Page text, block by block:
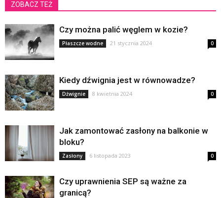
ZOBACZ TEŻ
Czy można palić węglem w kozie?
Płaszcze wodne 21 stycznia 2024 0
Kiedy dźwignia jest w równowadze?
Dźwignie 8 kwietnia 2024 0
Jak zamontować zasłony na balkonie w
bloku?
Zasłony 6 listopada 2023 0
Czy uprawnienia SEP są ważne za
granicą?